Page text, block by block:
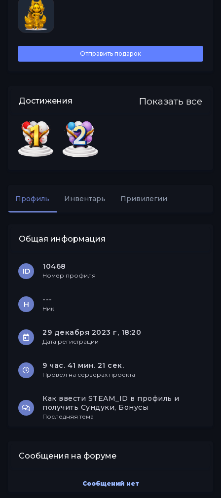
Все
Отправить подарок
Достижения Показать все
Профиль Инвентарь Привилегии
Общая информация
ID
10468
Номер профиля
Н
---
Ник
29 декабря 2023 г, 18:20
Дата регистрации
9 час. 41 мин. 21 сек.
Провел на серверах проекта
Как ввести STEAM_ID в профиль и
получить Сундуки, Бонусы
Последняя тема
Сообщения на форуме
Сообщений нет